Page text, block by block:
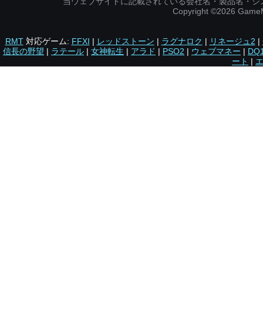
Copyright ©2026
RMT対応ゲーム: FFXI | レッドストーン | ラグナロク | リネージュ2 |
信長の野望 | ラテール | 女神転生 | アラド | PSO2 | ウェブマネー |
ート |